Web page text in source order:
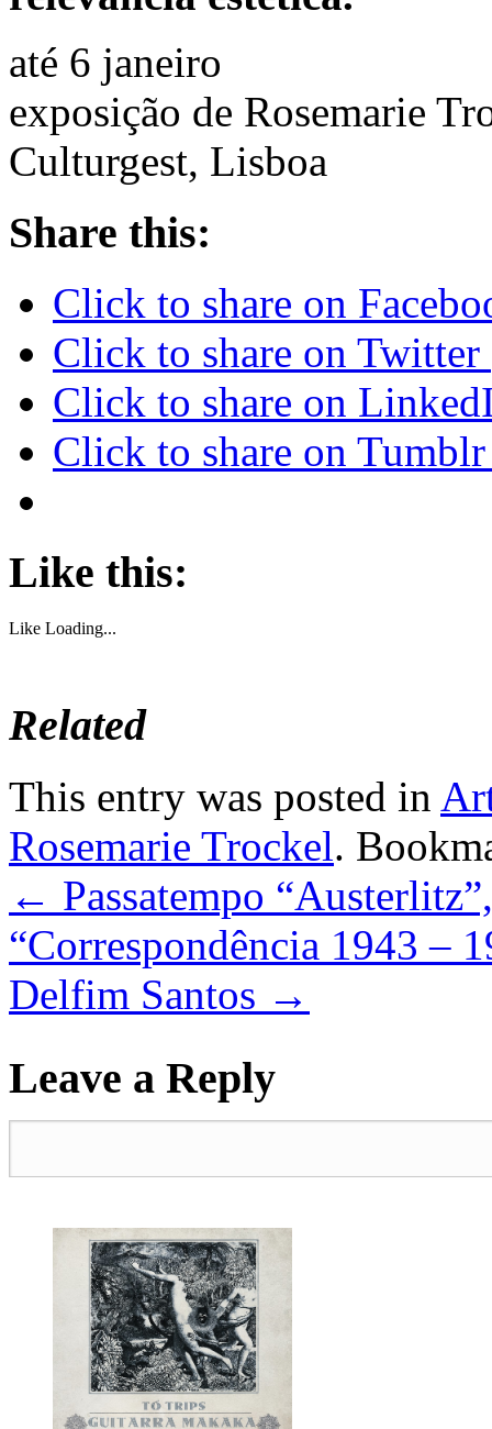
até 6 janeiro
exposição de Rosemarie
Culturgest, Lisboa
Share this:
Click to share on
Click to share on
Click to share on
Click to share on
Like this:
Like Loading...
Related
This entry was posted in
Rosemarie Trockel.
← Passatempo
“Correspondência 1943 –
Delfim Santos →
Leave a Reply